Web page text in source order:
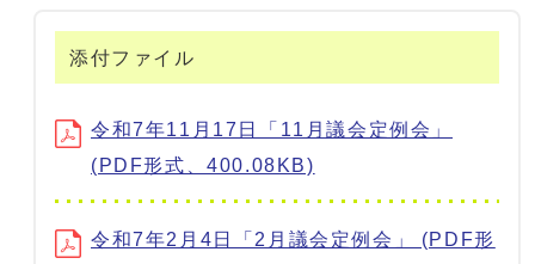
添付ファイル
令和7年11月17日「11月議会定例会」
(PDF形式、400.08KB)
令和7年2月4日「2月議会定例会」 (PDF形